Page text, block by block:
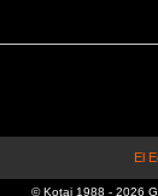
El
© Kotai 1988 - 2026